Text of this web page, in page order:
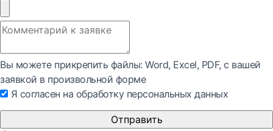
Вы можете прикрепить файлы: Word, Exсel, PDF, с вашей
заявкой в произвольной форме
Я согласен на обработку персональных данных
Отправить